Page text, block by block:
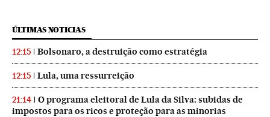
ÚLTIMAS NOTICIAS
12:15 Bolsonaro, a destruição como estratégia
12:15 Lula, uma ressurreição
21:14
O programa eleitoral de Lula da Silva: subidas de
impostos para os ricos e proteção para as minorias